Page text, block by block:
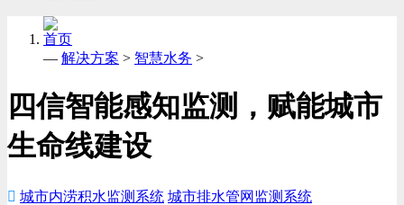
首页
— 解决方案 > 智慧水务 >
四信智能感知监测，赋能城市
生命线建设
 城市内涝积水监测系统 城市排水管网监测系统